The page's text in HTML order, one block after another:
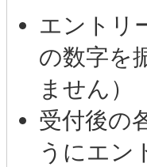
エントリ
の数字を
ません）
受付後の
うにエン